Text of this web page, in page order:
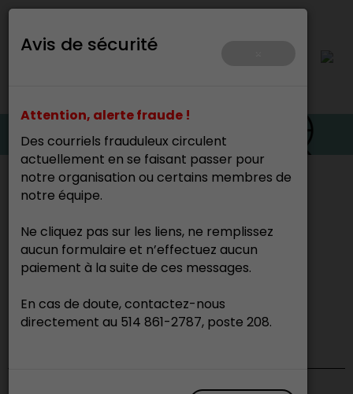
Avis de sécurité
Attention, alerte fraude !
Des courriels frauduleux circulent
actuellement en se faisant passer pour
notre organisation ou certains membres de
notre équipe.
Ne cliquez pas sur les liens, ne remplissez
aucun formulaire et n’effectuez aucun
paiement à la suite de ces messages.
En cas de doute, contactez-nous
directement au 514 861-2787, poste 208.
Accueil>
Georges Schwartz
Joaillier